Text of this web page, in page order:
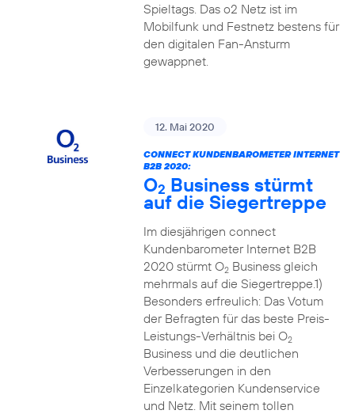
Spieltags. Das o2 Netz ist im
Mobilfunk und Festnetz bestens für
den digitalen Fan-Ansturm
gewappnet.
12. Mai 2020
CONNECT KUNDENBAROMETER INTERNET
B2B 2020:
O2 Business stürmt
auf die Siegertreppe
Im diesjährigen connect
Kundenbarometer Internet B2B
2020 stürmt O2Business gleich
mehrmals auf die Siegertreppe.1)
Besonders erfreulich: Das Votum
der Befragten für das beste Preis-
Leistungs-Verhältnis bei O2
Business und die deutlichen
Verbesserungen in den
Einzelkategorien Kundenservice
und Netz. Mit seinem tollen